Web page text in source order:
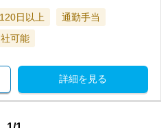
日以上
通勤手当
可能
詳細を見る